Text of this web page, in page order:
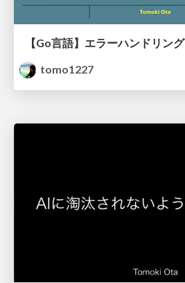
【Go言語】エラーハンドリング
tomo1227